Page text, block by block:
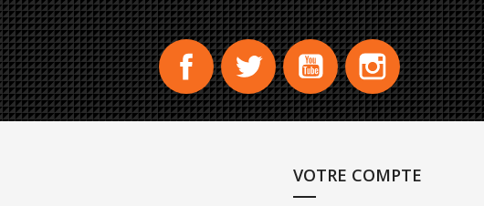
Facebook Twitter YouTube Instagram
VOTRE COMPTE